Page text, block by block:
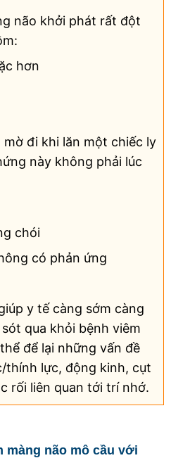
não khởi phát rất đột
hơn
đi khi lăn một chiếc ly
này không phải lúc
chói
có phản ứng
y tế càng sớm càng
qua khỏi bệnh viêm
để lại những vấn đề
thính lực, động kinh, cụt
rối liên quan tới trí nhớ.
màng não mô cầu với